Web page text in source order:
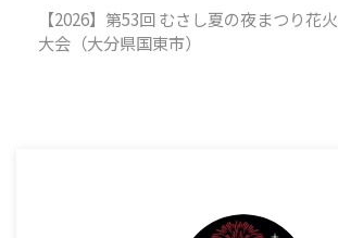
【2026】第53回 むさし夏の夜まつり花火
大会（大分県国東市）